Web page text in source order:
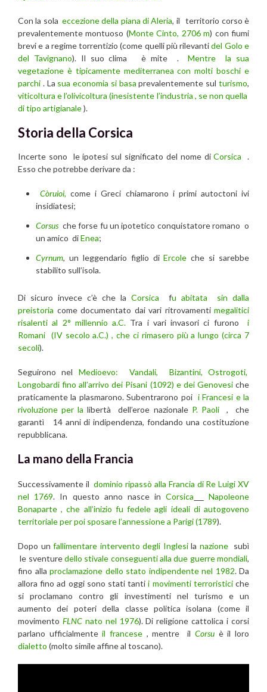
Con la solaeccezione della piana di Aleria, il territorio corso è
prevalentemente montuoso (Monte Cinto, 2706 m) con fiumi
brevi e a regime torrentizio (come quelli più rilevantidel Golo e
del Tavignano). Il suo clima è mite .Mentre la sua
vegetazione è tipicamente mediterranea con molti boschi e
parchi . La sua economia si basa prevalentemente sulturismo,
viticoltura e l’olivicoltura (inesistente l’industria , se non quella
di tipo artigianale).
Storia della Corsica
Incerte sono le ipotesi sul significato del nome diCorsica .
Esso che potrebbe derivare da :
Còruioi, come i Greci chiamarono i primi autoctoni ivi
insidiatesi;
Corsus che forse fu un ipotetico conquistatore romano o
un amico diEnea;
Cyrnum, un leggendario figlio diErcole che si sarebbe
stabilito sull’isola.
Di sicuro invece c’è che la Corsica fu abitata sin dalla
preistoria come documentato dai vari ritrovamenti megalitici
risalenti al 2° millennio a.C. Tra i vari invasori ci furono i
Romani (IV secolo a.C.) , che ci rimasero più a lungo (circa 7
secoli).
Seguirono nel Medioevo: Vandali, Bizantini, Ostrogoti,
Longobardi fino all’arrivo dei Pisani (1092) e dei Genovesiche
praticamente la plasmarono. Subentrarono poi i Francesi e la
rivoluzione per la libertà dell’eroe nazionale P. Paoli, che
garantì 14 anni di indipendenza, fondando una costituzione
repubblicana.
La mano della Francia
Successivamente ildominio ripassò alla Francia di Re Luigi XV
nel 1769. In questo anno nasce inCorsica
Napoleone
Bonaparte , che all’inizio fu fedele agli ideali di autogoveno
territoriale per poi sposare l’annessione a Parigi (1789).
Dopo unfallimentare intervento degli Inglesila nazione subì
le sventuredello stivale conseguenti alla due guerre mondiali,
fino alla proclamazione dello stato indipendente nel 1982. Da
allora fino ad oggi sono stati tantii movimenti terroristiciche
si proclamano contro gli investimenti nel turismo e un
aumento dei poteri della classe politica isolana (come il
movimento FLNCnato nel 1976). Di religione cattolica i corsi
parlano ufficialmenteil francese, mentre ilCorsu è il loro
dialetto (molto simile affine al toscano).